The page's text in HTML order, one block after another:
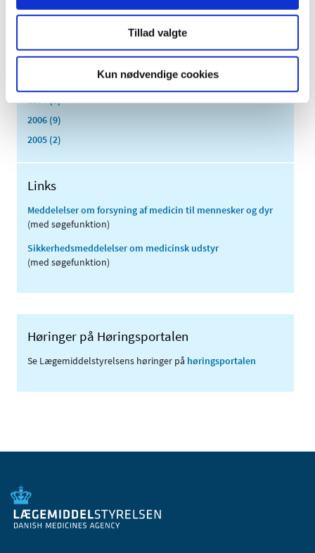
Tillad valgte
Kun nødvendige cookies
2009 (14)
2007 (3)
2006 (9)
2005 (2)
Links
Meddelelser om forsyning af medicin til mennesker og dyr
(med søgefunktion)
Sikkerhedsmeddelelser om medicinsk udstyr
(med søgefunktion)
Høringer på Høringsportalen
Se Lægemiddelstyrelsens høringer på høringsportalen